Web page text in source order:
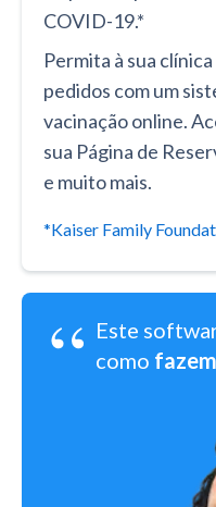
COVID-19.*
Permita à sua
pedidos com um
vacinação online.
sua Página de
e muito mais.
*Kaiser Family
“ Este
como